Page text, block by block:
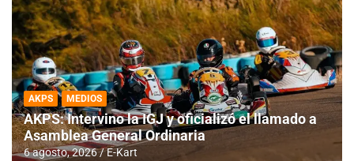
AKPS MEDIOS
AKPS: Intervino la IGJ y oficializó el llamado a
Asamblea General Ordinaria
6 agosto, 2026 E-Kart